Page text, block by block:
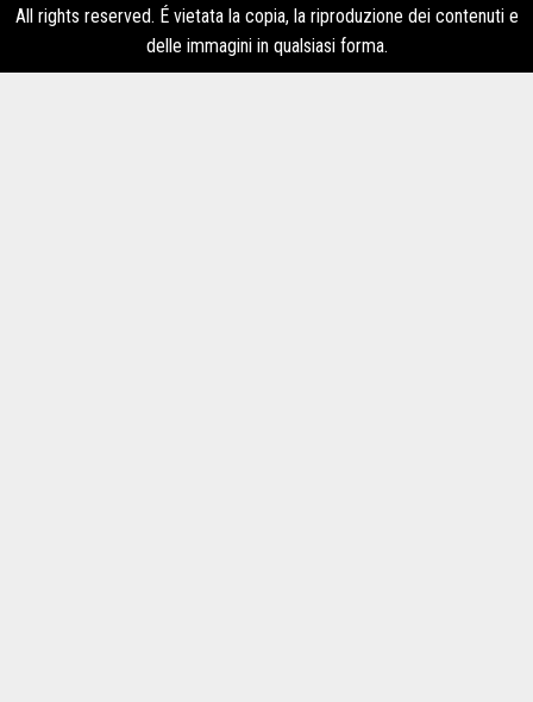
All rights reserved. É vietata la copia, la riproduzione dei contenuti e
delle immagini in qualsiasi forma.